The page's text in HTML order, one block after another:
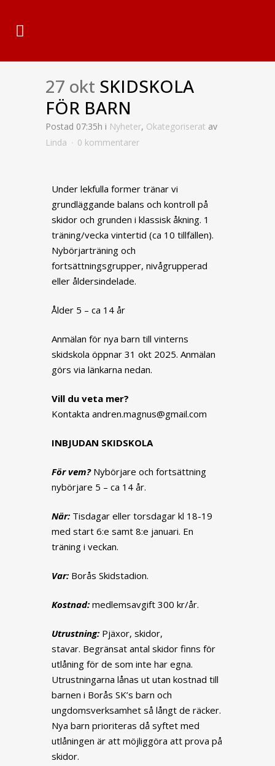
27 okt SKIDSKOLA
FÖR BARN
Postad 07:35h i Nyheter, Okategoriserat av
Linda
0 kommentarer
Under lekfulla former tränar vi
grundläggande balans och kontroll på
skidor och grunden i klassisk åkning. 1
träning/vecka vintertid (ca 10 tillfällen).
Nybörjarträning och
fortsättningsgrupper, nivågrupperad
eller åldersindelade.
Ålder 5 – ca 14 år
Anmälan för nya barn till vinterns
skidskola öppnar 31 okt 2025. Anmälan
görs via länkarna nedan.
Vill du veta mer?
Kontakta andren.magnus@gmail.com
INBJUDAN SKIDSKOLA
För vem?Nybörjare och fortsättning
nybörjare 5 – ca 14 år.
När: Tisdagar eller torsdagar kl 18-19
med start 6:e samt 8:e januari. En
träning i veckan.
Var: Borås Skidstadion.
Kostnad: medlemsavgift 300 kr/år.
Utrustning: Pjäxor, skidor,
stavar. Begränsat antal skidor finns för
utlåning för de som inte har egna.
Utrustningarna lånas ut utan kostnad till
barnen i Borås SK’s barn och
ungdomsverksamhet så långt de räcker.
Nya barn prioriteras då syftet med
utlåningen är att möjliggöra att prova på
skidor.